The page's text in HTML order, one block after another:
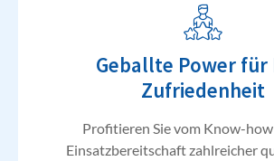
Geballte Power für
Zufriedenheit
Profitieren Sie vom Know-
Einsatzbereitschaft zahlreicher